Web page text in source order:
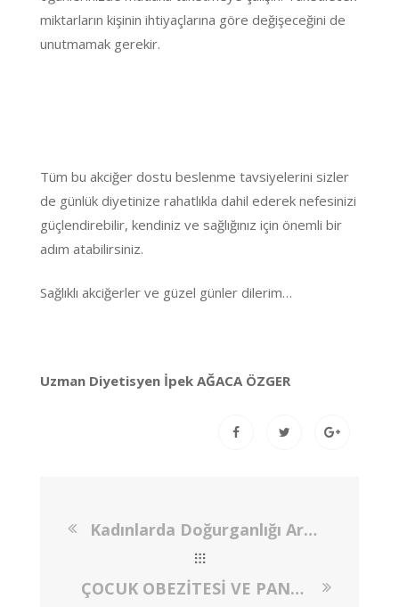
miktarların kişinin ihtiyaçlarına göre değişeceğini de
unutmamak gerekir.
Tüm bu akciğer dostu beslenme tavsiyelerini sizler
de günlük diyetinize rahatlıkla dahil ederek nefesinizi
güçlendirebilir, kendiniz ve sağlığınız için önemli bir
adım atabilirsiniz.
Sağlıklı akciğerler ve güzel günler dilerim…
Uzman Diyetisyen İpek AĞACA ÖZGER
Kadınlarda Doğurganlığı Artıran Besinler ve Tüp Bebek Tedavisine Destek Beslenme
ÇOCUK OBEZİTESİ VE PANDEMİ